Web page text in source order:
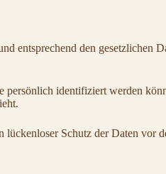
entsprechend den gesetzlichen
persönlich identifiziert werden
Schutz der Daten vor